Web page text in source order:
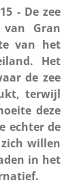
- De zee
Gran
van het
Het
de zee
terwijl
deze
echter de
willen
in het